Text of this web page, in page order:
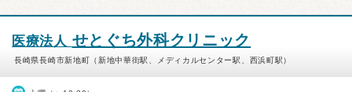
医療法人 せとぐち外科クリニック
長崎県長崎市新地町（新地中華街駅、メディカルセンター駅、西浜町駅）